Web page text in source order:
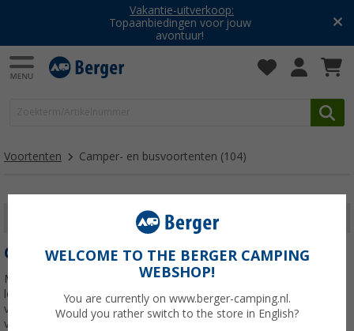
Vakantie-uitverkoop:
Topaanbiedingen voor jouw
avontuur!
Voortenten Camper- en busvoortenten (104)
FILTER WEERGEVEN
CAMPER- EN BUSVOORTENTEN
Met een busluifel of camperluifel creëert u in enkele minuten extra
leefruimte naast uw voertuig, ideaal voor korte trips én langere
vakanties. Of u nu kiest voor een compacte luifel of een ruime
voortent, u profiteert van snelle montage,
Lees meer over
WELCOME TO THE BERGER CAMPING
WEBSHOP!
You are currently on www.berger-camping.nl.
Would you rather switch to the store in English?